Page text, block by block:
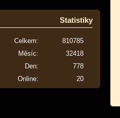
Statistiky
Online: 20
Celkem:
810785
Měsíc:
32418
Den:
778